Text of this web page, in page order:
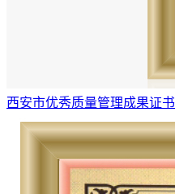
西安市优秀质量管理成果证书